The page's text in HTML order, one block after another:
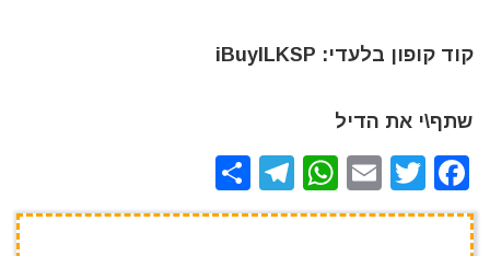
קוד קופון בלעדי: iBuyILKSP
שתף\י את הדיל
F
a
T
w
E
m
W
h
T
el
h